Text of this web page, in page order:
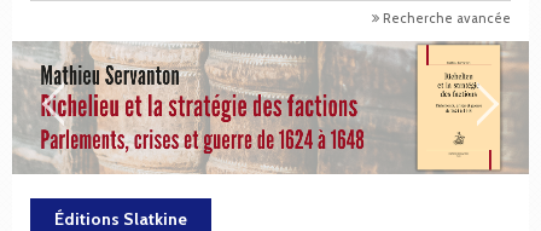
Recherche avancée
Éditions Slatkine